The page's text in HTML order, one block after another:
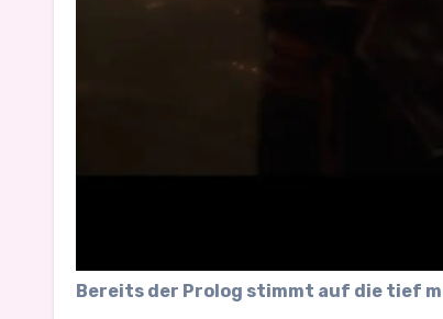
Bereits der Prolog stimmt auf die tief